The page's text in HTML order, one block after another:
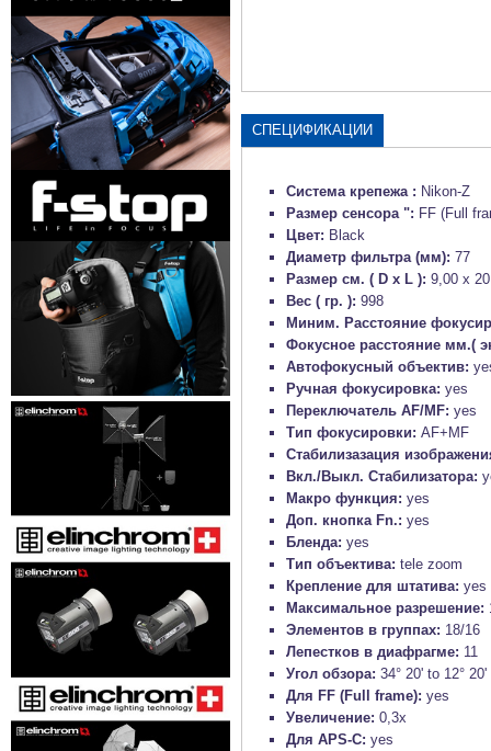
СПЕЦИФИКАЦИИ
Система крепежа : Nikon-Z
Размер сенсора ": FF (Full
Цвет: Black
Диаметр фильтра (мм): 77
Размер см. ( D x L ): 9,00 x
Вес ( гр. ): 998
Миним. Расстояние
Фокусное расстояние мм.(
Автофокусный объектив:
Ручная фокусировка: yes
Переключатель AF/MF: yes
Тип фокусировки: AF+MF
Стабилизазация
Вкл./Выкл. Стабилизатора:
Макро функция: yes
Доп. кнопка Fn.: yes
Бленда: yes
Тип объектива: tele zoom
Крепление для штатива: yes
Максимальное разрешение:
Элементов в группах: 18/16
Лепестков в диафрагме: 11
Угол обзора: 34° 20' to 12° 20'
Для FF (Full frame): yes
Увеличение: 0,3x
Для APS-C: yes